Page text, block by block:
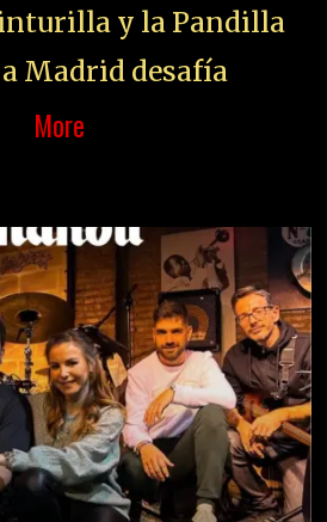
y la Pandilla
Madrid desafía
More